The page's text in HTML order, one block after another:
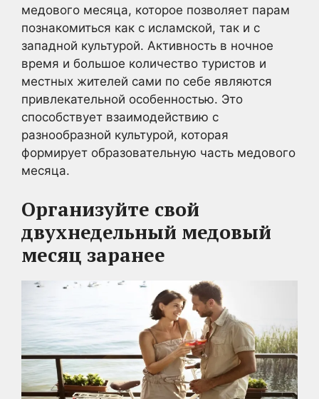
медового месяца, которое позволяет парам
познакомиться как с исламской, так и с
западной культурой. Активность в ночное
время и большое количество туристов и
местных жителей сами по себе являются
привлекательной особенностью. Это
способствует взаимодействию с
разнообразной культурой, которая
формирует образовательную часть медового
месяца.
Организуйте свой
двухнедельный медовый
месяц заранее